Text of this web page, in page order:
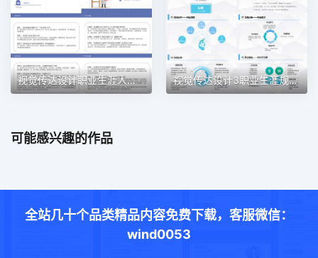
视觉传达设计职业生涯人物访谈职业生涯规划PPT模板 视觉传达设计3职业生涯规划PPT模板
可能感兴趣的作品
全站几十个品类精品内容免费下载，客服微信：
wind0053